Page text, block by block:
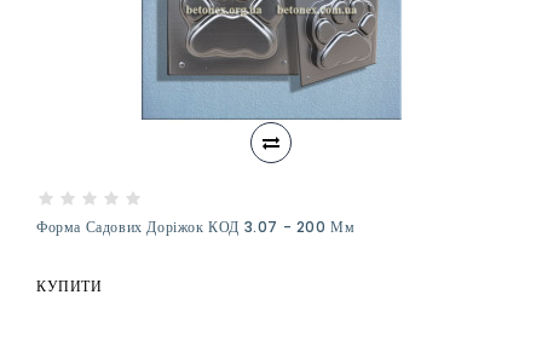
Форма Садових Доріжок КОД 3.07 - 200 Мм
КУПИТИ